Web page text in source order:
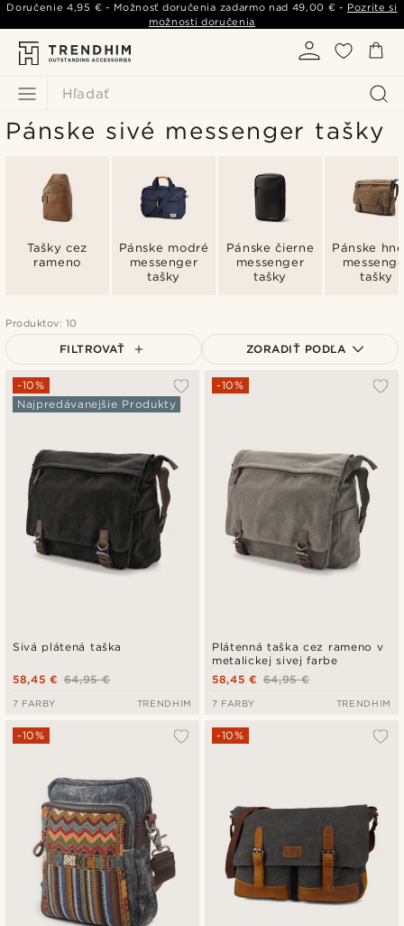
Hľadať
Doručenie4,95 € - Možnosť doručenia zadarmo nad 49,00 € - Pozrite si
možnosti doručenia
Pánske sivé messenger tašky
Tašky cez
rameno
Pánske modré
messenger
tašky
Pánske čierne
messenger
tašky
Pánske
tašky
Produktov: 10
FILTROVAŤ ZORADIŤ PODĽA
Najpopulárnejšie
Najdrahšie
Sivá plátená taška
-10%
Najpredávanejšie Produkty
64,95 €
58,45 €
7 FARBY TRENDHIM
Plátenná taška cez rameno v
metalickej sivej farbe
-10%
64,95 €
58,45 €
7 FARBY TRENDHIM
-10% -10%